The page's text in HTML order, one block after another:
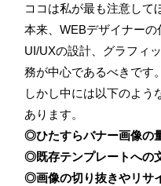
ココは私が最も注意して
本来、WEBデザイナーの
UI/UXの設計、グラフィ
務が中心であるべきです。
しかし中には以下のよう
あります。
◎ひたすらバナー画像の
◎既存テンプレートへの
◎画像の切り抜きやリサ